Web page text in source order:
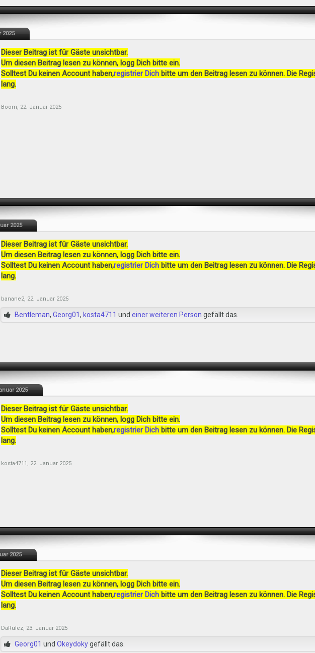
2025
Dieser Beitrag ist für Gäste unsichtbar.
Um diesen Beitrag lesen zu können, logg Dich bitte ein.
Solltest Du keinen Account haben,registrier Dich bitte um den Beitrag lesen zu können. Die
lang.
Boom, 22. Januar 2025
2025
Dieser Beitrag ist für Gäste unsichtbar.
Um diesen Beitrag lesen zu können, logg Dich bitte ein.
Solltest Du keinen Account haben,registrier Dich bitte um den Beitrag lesen zu können. Die
lang.
banane2, 22. Januar 2025
Bentleman, Georg01, kosta4711 und einer weiteren Person gefällt das.
2025
Dieser Beitrag ist für Gäste unsichtbar.
Um diesen Beitrag lesen zu können, logg Dich bitte ein.
Solltest Du keinen Account haben,registrier Dich bitte um den Beitrag lesen zu können. Die
lang.
kosta4711 , 22. Januar 2025
2025
Dieser Beitrag ist für Gäste unsichtbar.
Um diesen Beitrag lesen zu können, logg Dich bitte ein.
Solltest Du keinen Account haben,registrier Dich bitte um den Beitrag lesen zu können. Die
lang.
DaRulez, 23. Januar 2025
Georg01 und Okeydokygefällt das.